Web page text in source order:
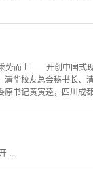
势而上——开创中国式
华校友总会秘书长、
书记黄寅逵，四川成
...